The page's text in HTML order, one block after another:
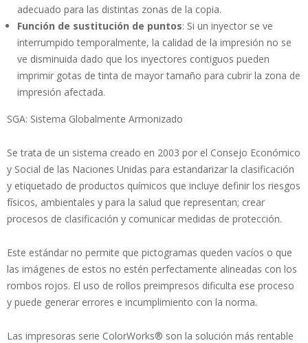
adecuado para las distintas zonas de la copia.
Función de sustitución de puntos: Si un inyector se ve
interrumpido temporalmente, la calidad de la impresión no se
ve disminuida dado que los inyectores contiguos pueden
imprimir gotas de tinta de mayor tamaño para cubrir la zona de
impresión afectada.
SGA: Sistema Globalmente Armonizado
Se trata de un sistema creado en 2003 por el Consejo Económico
y Social de las Naciones Unidas para estandarizar la clasificación
y etiquetado de productos químicos que incluye definir los riesgos
físicos, ambientales y para la salud que representan; crear
procesos de clasificación y comunicar medidas de protección.
Este estándar no permite que pictogramas queden vacíos o que
las imágenes de estos no estén perfectamente alineadas con los
rombos rojos. El uso de rollos preimpresos dificulta ese proceso
y puede generar errores e incumplimiento con la norma.
Las impresoras serie ColorWorks® son la solución más rentable